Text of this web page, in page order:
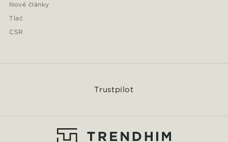
Nové články
Tlač
CSR
Trustpilot